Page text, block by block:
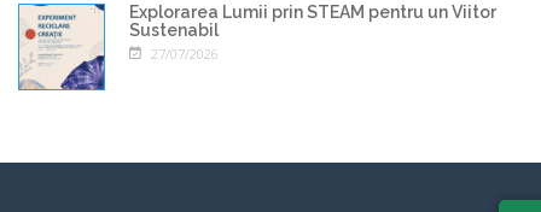
Explorarea Lumii prin STEAM pentru un Viitor
Sustenabil
27/07/2026